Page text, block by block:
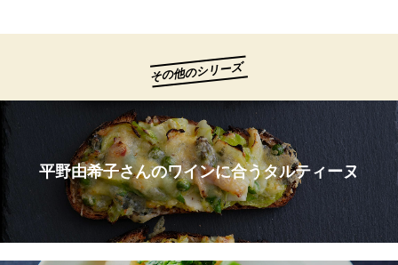
その他のシリーズ
平野由希子さんのワインに合うタルティーヌ